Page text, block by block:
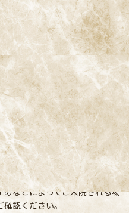
37-14 第二北原ビル3階
歯科・矯正歯科」 は、JR中
JR中央/総武線「阿佐ケ谷駅」
佐ケ谷駅」徒歩8分の、駅す
医者です。杉並区や中野区、新
患者様に来院頂きやすい環境
などによってご来院される場
認ください。